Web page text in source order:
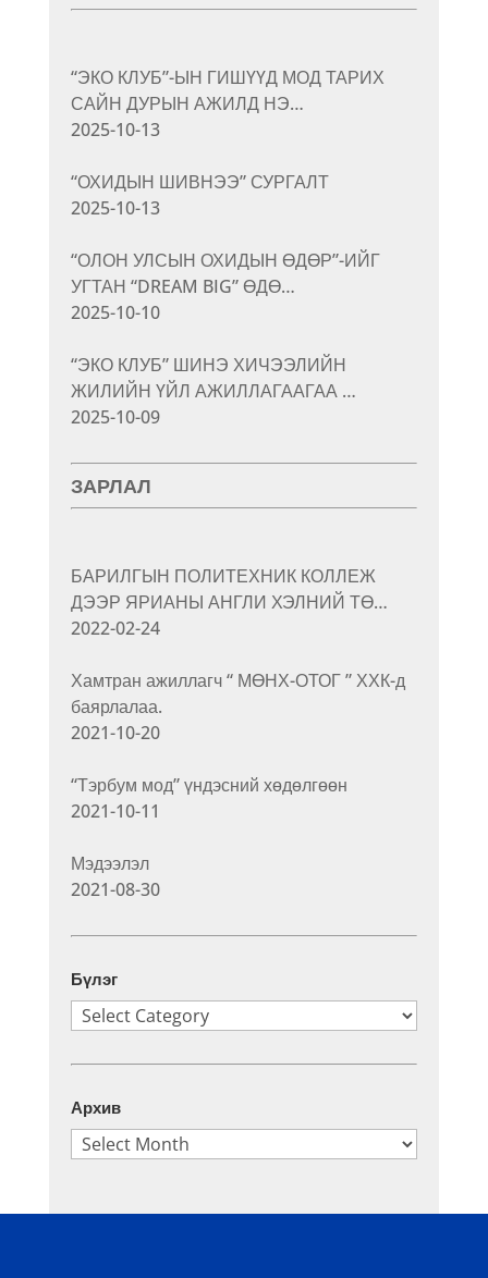
“ЭКО КЛУБ”-ЫН ГИШҮҮД МОД ТАРИХ
САЙН ДУРЫН АЖИЛД НЭ…
2025-10-13
“ОХИДЫН ШИВНЭЭ” СУРГАЛТ
2025-10-13
“ОЛОН УЛСЫН ОХИДЫН ӨДӨР”-ИЙГ
УГТАН “DREAM BIG” ӨДӨ…
2025-10-10
“ЭКО КЛУБ” ШИНЭ ХИЧЭЭЛИЙН
ЖИЛИЙН ҮЙЛ АЖИЛЛАГААГАА …
2025-10-09
ЗАРЛАЛ
БАРИЛГЫН ПОЛИТЕХНИК КОЛЛЕЖ
ДЭЭР ЯРИАНЫ АНГЛИ ХЭЛНИЙ ТӨ…
2022-02-24
Хамтран ажиллагч “ МӨНХ-ОТОГ ” ХХК-д
баярлалаа.
2021-10-20
“Тэрбум мод” үндэсний хөдөлгөөн
2021-10-11
Мэдээлэл
2021-08-30
Бүлэг
Бүлэг
Архив
Архив